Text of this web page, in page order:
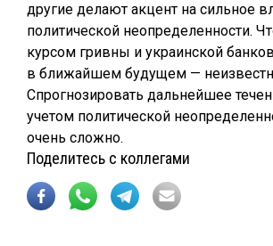
другие делают акцент на сильное
политической неопределенности.
курсом гривны и украинской
в ближайшем будущем —
Спрогнозировать дальнейшее
учетом политической
очень сложно.
Поделитесь с коллегами